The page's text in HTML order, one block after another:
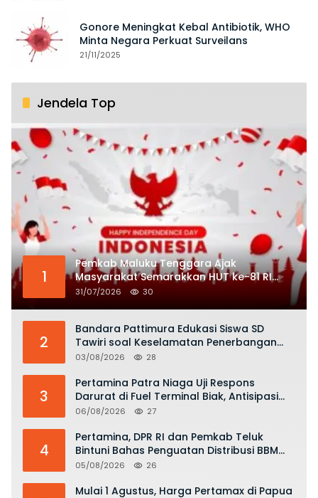
Gonore Meningkat Kebal Antibiotik, WHO
Minta Negara Perkuat Surveilans
21/11/2025
Jendela Top
1
Pemkab Maluku Tenggara Ajak
Masyarakat Semarakkan HUT ke-81 RI
dengan Semangat Nasionalisme
31/07/2026 30
2
Bandara Pattimura Edukasi Siswa SD
Tawiri soal Keselamatan Penerbangan
dan Bahaya Bermain Layang-layang di
03/08/2026 28
3
Pertamina Patra Niaga Uji Respons
Darurat di Fuel Terminal Biak, Antisipasi
Risiko Kebakaran dan Tumpahan BBM
06/08/2026 27
4
Pertamina, DPR RI dan Pemkab Teluk
Bintuni Bahas Penguatan Distribusi BBM
dan LPG
05/08/2026 26
Mulai 1 Agustus, Harga Pertamax di Papua